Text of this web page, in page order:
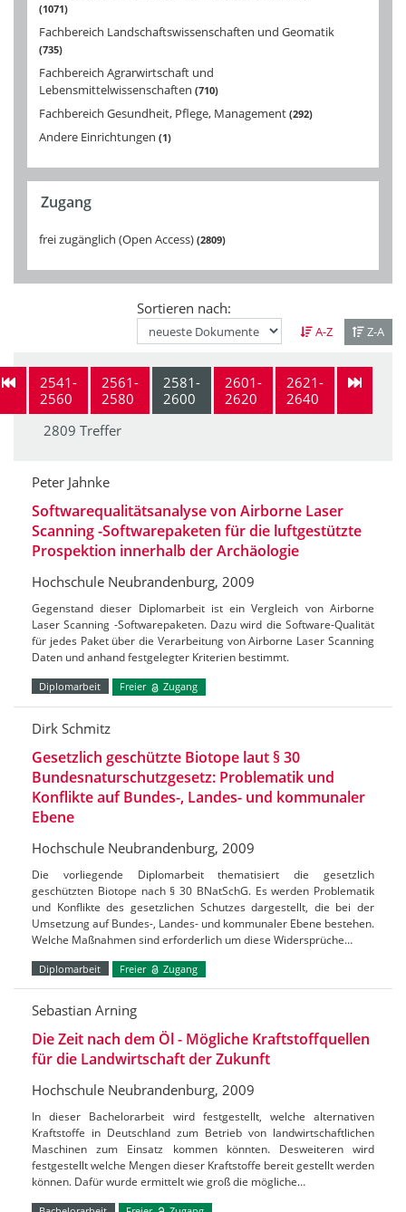
1071
Fachbereich Landschaftswissenschaften und Geomatik
735
Fachbereich Agrarwirtschaft und
Lebensmittelwissenschaften 710
Fachbereich Gesundheit, Pflege, Management 292
Andere Einrichtungen 1
Zugang
frei zugänglich (Open Access) 2809
Sortieren nach:
A-Z Z-A
2541-
2560
2561-
2580
2581-
2600
2601-
2620
2621-
2640
2809 Treffer
Peter Jahnke
Softwarequalitätsanalyse von Airborne Laser
Scanning -Softwarepaketen für die luftgestützte
Prospektion innerhalb der Archäologie
Hochschule Neubrandenburg, 2009
Gegenstand dieser Diplomarbeit ist ein Vergleich von Airborne
Laser Scanning -Softwarepaketen. Dazu wird die Software-Qualität
für jedes Paket über die Verarbeitung von Airborne Laser Scanning
Daten und anhand festgelegter Kriterien bestimmt.
Diplomarbeit Freier Zugang
Dirk Schmitz
Gesetzlich geschützte Biotope laut § 30
Bundesnaturschutzgesetz: Problematik und
Konflikte auf Bundes-, Landes- und kommunaler
Ebene
Hochschule Neubrandenburg, 2009
Die vorliegende Diplomarbeit thematisiert die gesetzlich
geschützten Biotope nach § 30 BNatSchG. Es werden Problematik
und Konflikte des gesetzlichen Schutzes dargestellt, die bei der
Umsetzung auf Bundes-, Landes- und kommunaler Ebene bestehen.
Welche Maßnahmen sind erforderlich um diese Widersprüche…
Diplomarbeit Freier Zugang
Sebastian Arning
Die Zeit nach dem Öl - Mögliche Kraftstoffquellen
für die Landwirtschaft der Zukunft
Hochschule Neubrandenburg, 2009
In dieser Bachelorarbeit wird festgestellt, welche alternativen
Kraftstoffe in Deutschland zum Betrieb von landwirtschaftlichen
Maschinen zum Einsatz kommen könnten. Desweiteren wird
festgestellt welche Mengen dieser Kraftstoffe bereit gestellt werden
können. Dafür wurde ermittelt wie groß die mögliche…